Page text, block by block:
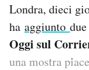
Londra, dieci
ha aggiunto
Oggi sul
una mostra